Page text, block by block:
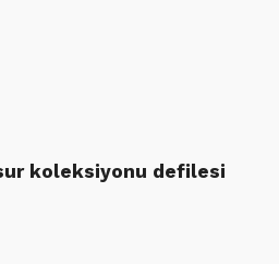
koleksiyonu defilesi